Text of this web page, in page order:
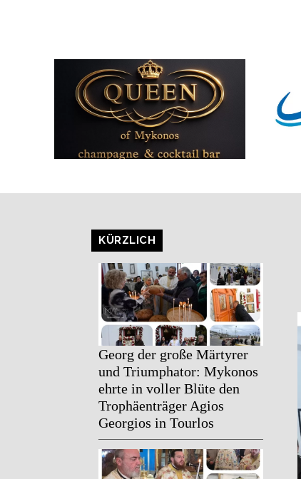
KÜRZLICH
Georg der große Märtyrer
und Triumphator: Mykonos
ehrte in voller Blüte den
Trophäenträger Agios
Georgios in Tourlos